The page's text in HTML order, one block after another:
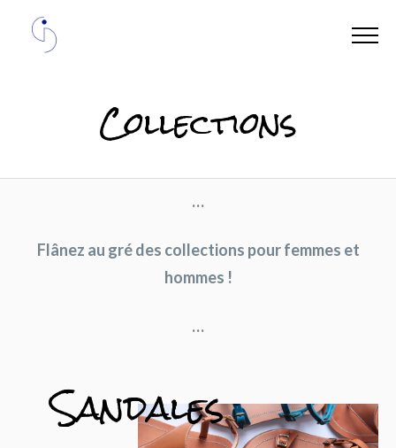
Collections
…
Flânez au gré des collections pour femmes et
hommes !
…
Sandales